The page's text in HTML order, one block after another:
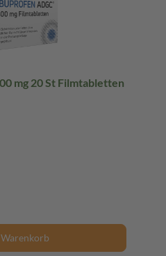
IBUPROFEN ADGC 400 mg 20 St Filmtabletten